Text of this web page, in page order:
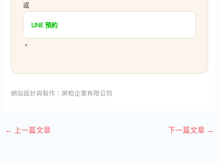
或
LINE 預約
。
網站設計與製作： 屏柏企業有限公司
← 上一篇文章 下一篇文章 →